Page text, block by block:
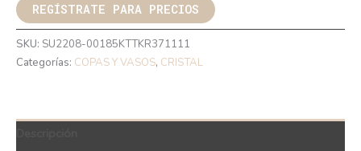
REGÍSTRATE PARA PRECIOS
SKU: SU2208-00185KTTKR371111
Categorías: COPAS Y VASOS, CRISTAL